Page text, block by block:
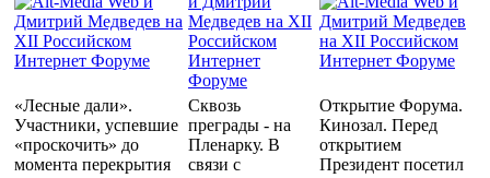
«Лесные дали».
Участники, успевшие
«проскочить» до
момента перекрытия
Сквозь
преграды - на
Пленарку. В
связи с
Открытие Форума.
Кинозал. Перед
открытием
Президент посетил